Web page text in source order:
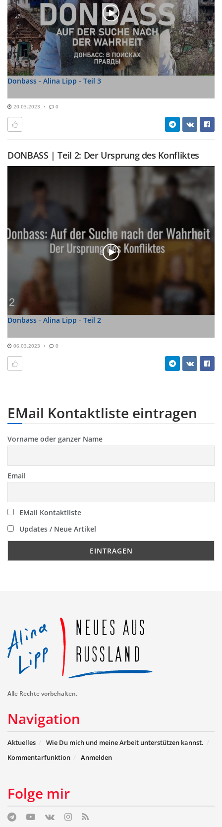
Donbass - Alina Lipp - Teil 3
20.03.2023 0
DONBASS | Teil 2: Der Ursprung des Konfliktes
Donbass - Alina Lipp - Teil 2
06.03.2023 0
EMail Kontaktliste eintragen
Vorname oder ganzer Name
Email
EMail Kontaktliste
Updates / Neue Artikel
Alle Rechte vorbehalten.
Navigation
Aktuelles
Wie Du mich und meine Arbeit unterstützen kannst.
Kommentarfunktion
Anmelden
Folge mir